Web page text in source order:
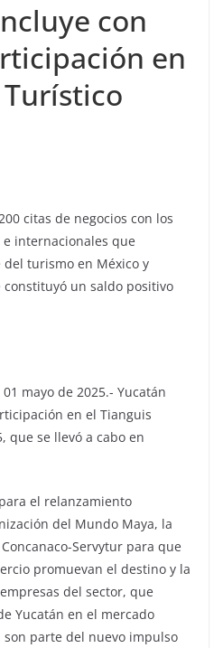
con
en
citas de negocios con los
internacionales que
turismo en México y
un saldo positivo
mayo de 2025.- Yucatán
en el Tianguis
que se llevó a cabo en
el relanzamiento
del Mundo Maya, la
Servytur para que
promuevan el destino y la
del sector, que
Yucatán en el mercado
parte del nuevo impulso